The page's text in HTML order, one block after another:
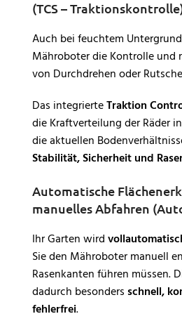
(TCS –
Auch bei feuchtem
Mähroboter die Kontrolle und
von Durchdrehen oder
Das integrierteTraktion
die Kraftverteilung der Räder
die aktuellen
Stabilität, Sicherheit und
Automatische
manuelles Abfahren
Ihr Garten wird
Sie den Mähroboter manuell
Rasenkanten führen müssen.
dadurch besondersschnell,
fehlerfrei.